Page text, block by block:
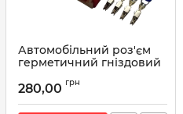
Автомобільний роз'єм
герметичний гніздовий
мм аналог AMP 144998-5
Артикул: 144998-5
280,00 грн